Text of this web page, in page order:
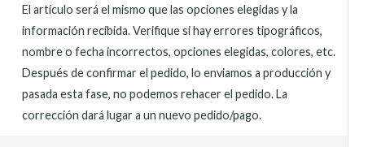
El artículo será el mismo que las opciones elegidas y la
información recibida. Verifique si hay errores tipográficos,
nombre o fecha incorrectos, opciones elegidas, colores, etc.
Después de confirmar el pedido, lo enviamos a producción y
pasada esta fase, no podemos rehacer el pedido. La
corrección dará lugar a un nuevo pedido/pago.